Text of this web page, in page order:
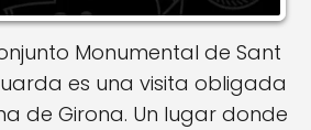
Monumental de Sant
es una visita obligada
de Girona. Un lugar donde